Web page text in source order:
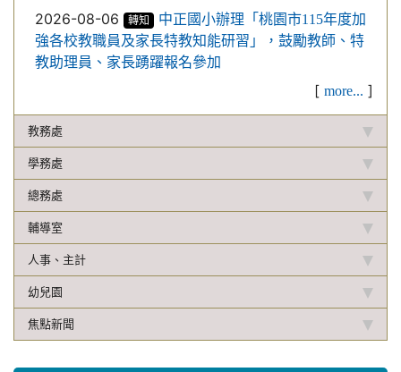
2026-08-06 轉知
中正國小辦理「桃園市115年度加
強各校教職員及家長特教知能研習」，鼓勵教師、特
教助理員、家長踴躍報名參加
[ more... ]
教務處
學務處
總務處
輔導室
人事、主計
幼兒園
焦點新聞